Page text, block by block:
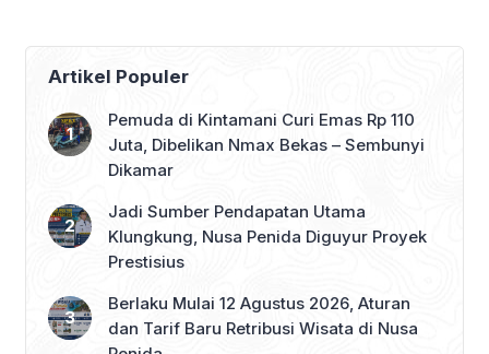
Artikel Populer
Pemuda di Kintamani Curi Emas Rp 110
Juta, Dibelikan Nmax Bekas – Sembunyi
Dikamar
Jadi Sumber Pendapatan Utama
Klungkung, Nusa Penida Diguyur Proyek
Prestisius
Berlaku Mulai 12 Agustus 2026, Aturan
dan Tarif Baru Retribusi Wisata di Nusa